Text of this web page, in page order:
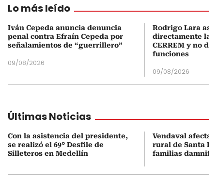
Lo más leído
Iván Cepeda anuncia denuncia
penal contra Efraín Cepeda por
señalamientos de “guerrillero”
09/08/2026
Rodrigo Lara
directamente la
CERREM y no
funciones
09/08/2026
Últimas Noticias
Con la asistencia del presidente,
se realizó el 69° Desfile de
Silleteros en Medellín
Vendaval afecta
rural de Santa
familias